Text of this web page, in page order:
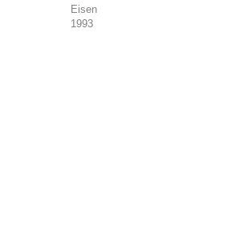
Eisen
1993